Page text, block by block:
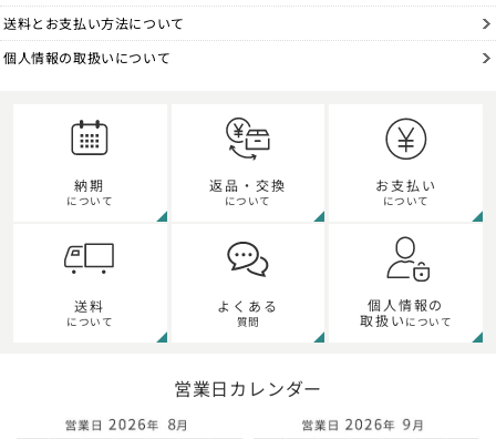
送料とお支払い方法について
個人情報の取扱いについて
納期
について
返品・交換
について
お支払い
について
送料
について
よくある
質問
個人情報の
取扱い について
営業日カレンダー